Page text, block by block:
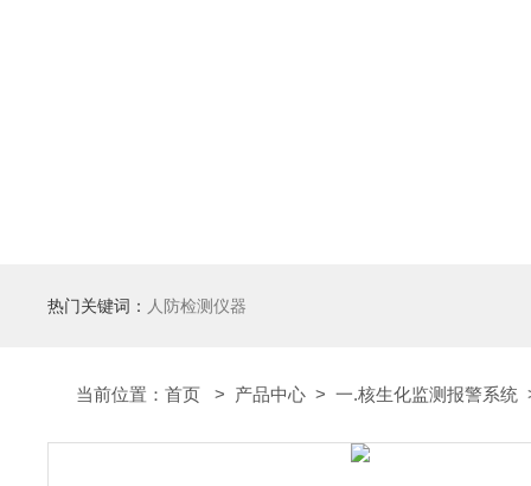
热门关键词： 人防检测仪器
当前位置： 首页 > 产品中心 > 一.核生化监测报警系统